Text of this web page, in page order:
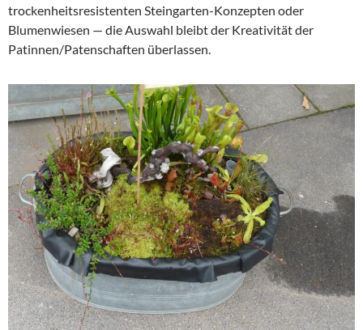
trockenheitsresistenten Steingarten-Konzepten oder
Blumenwiesen — die Auswahl bleibt der Kreativität der
Patinnen/Patenschaften überlassen.